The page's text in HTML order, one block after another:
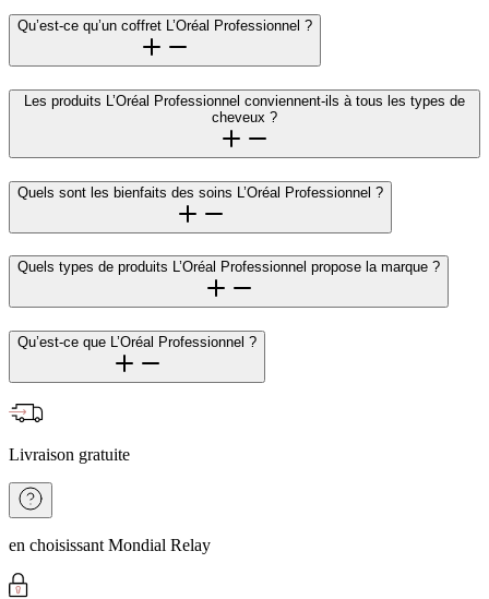
Qu’est-ce qu’un coffret L’Oréal Professionnel ?
Les produits L’Oréal Professionnel conviennent-ils à tous les types de
cheveux ?
Quels sont les bienfaits des soins L’Oréal Professionnel ?
Quels types de produits L’Oréal Professionnel propose la marque ?
Qu’est-ce que L’Oréal Professionnel ?
Livraison gratuite
en choisissant Mondial Relay